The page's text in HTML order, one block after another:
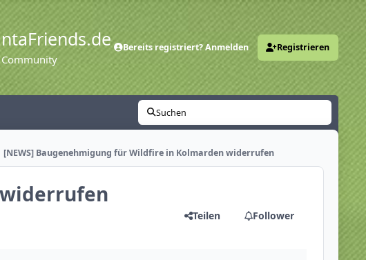
Bereits registriert? Anmelden Registrieren
Suchen
[NEWS] Baugenehmigung für Wildfire in Kolmarden widerrufen
Teilen Follower